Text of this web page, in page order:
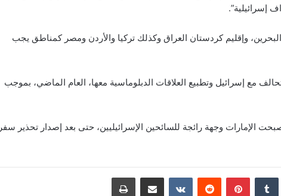
إسرائيلية”.
وإقليم كردستان العراق وكذلك تركيا والأردن ومصر كمناطق يجب
مع إسرائيل وتطبيع العلاقات الدبلوماسية معها، العام الماضي، بموجب
الإمارات وجهة رائجة للسائحين الإسرائيليين، حتى بعد إصدار تحذير سفر
بينتيريست مشاركة عبر البريد طباعة